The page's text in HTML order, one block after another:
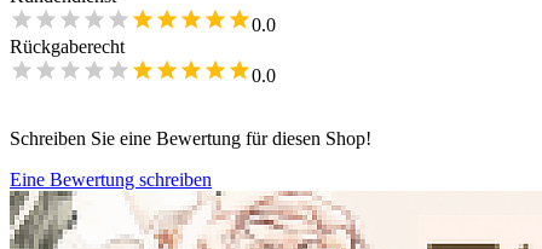
0.0
Rückgaberecht
0.0
Schreiben Sie eine Bewertung für diesen Shop!
Eine Bewertung schreiben